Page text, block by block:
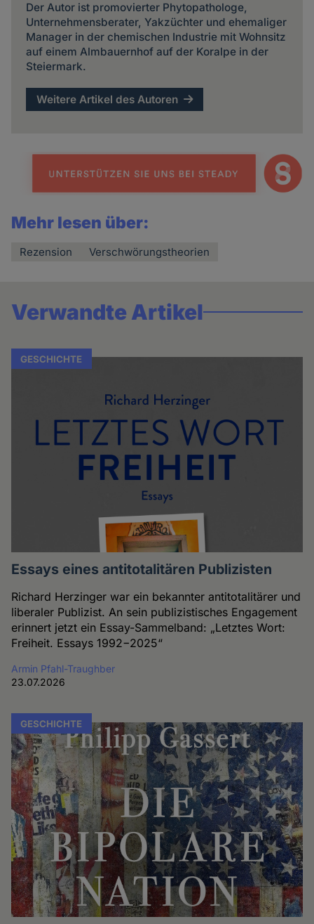
Der Autor ist promovierter Phytopathologe,
Unternehmensberater, Yakzüchter und ehemaliger
Manager in der chemischen Industrie mit Wohnsitz
auf einem Almbauernhof auf der Koralpe in der
Steiermark.
Weitere Artikel des Autoren
Mehr lesen über:
Rezension Verschwörungstheorien
Verwandte Artikel
GESCHICHTE
Essays eines antitotalitären Publizisten
Richard Herzinger war ein bekannter antitotalitärer und
liberaler Publizist. An sein publizistisches Engagement
erinnert jetzt ein Essay-Sammelband: „Letztes Wort:
Freiheit. Essays 1992−2025“
Armin Pfahl-Traughber
23.07.2026
GESCHICHTE